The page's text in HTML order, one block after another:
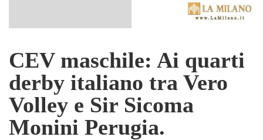
CEV maschile: Ai quarti
derby italiano tra Vero
Volley e Sir Sicoma
Monini Perugia.